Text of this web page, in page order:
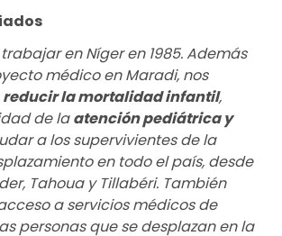
en Níger en 1985. Además
médico en Maradi, nos
reducir la mortalidad infantil,
de laatención pediátrica y
a los supervivientes de la
en todo el país, desde
Tahoua y Tillabéri. También
a servicios médicos de
personas que se desplazan en la